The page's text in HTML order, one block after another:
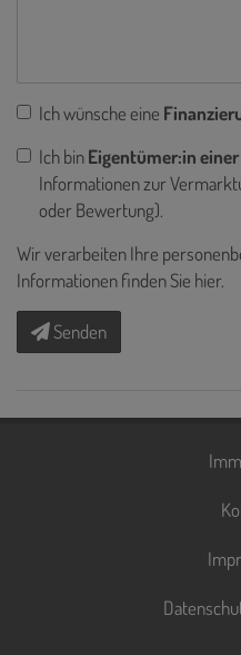
Ich wünsche eine
Ich binEigentümer:in
Informationen zur
oder Bewertung).
Wir verarbeiten Ihre
Informationen finden Sie hier.
Senden